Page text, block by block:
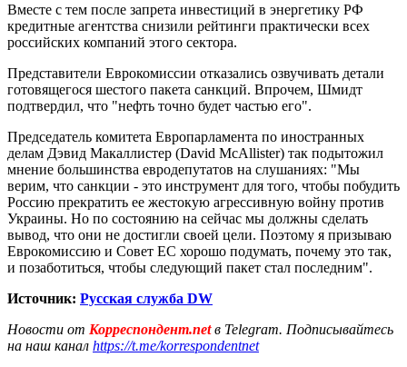
Вместе с тем после запрета инвестиций в энергетику РФ
кредитные агентства снизили рейтинги практически всех
российских компаний этого сектора.
Представители Еврокомиссии отказались озвучивать детали
готовящегося шестого пакета санкций. Впрочем, Шмидт
подтвердил, что "нефть точно будет частью его".
Председатель комитета Европарламента по иностранных
делам Дэвид Макаллистер (David McAllister) так подытожил
мнение большинства евродепутатов на слушаниях: "Мы
верим, что санкции - это инструмент для того, чтобы побудить
Россию прекратить ее жестокую агрессивную войну против
Украины. Но по состоянию на сейчас мы должны сделать
вывод, что они не достигли своей цели. Поэтому я призываю
Еврокомиссию и Совет ЕС хорошо подумать, почему это так,
и позаботиться, чтобы следующий пакет стал последним".
Источник: Русская служба DW
Новости от Корреспондент.netв Telegram. Подписывайтесь
на наш канал https://t.me/korrespondentnet